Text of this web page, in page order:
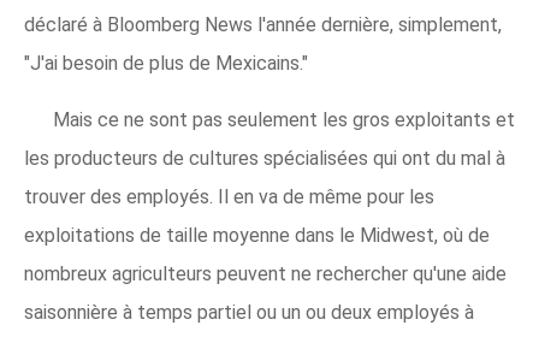
déclaré à Bloomberg News l'année dernière, simplement,
"J'ai besoin de plus de Mexicains."
Mais ce ne sont pas seulement les gros exploitants et
les producteurs de cultures spécialisées qui ont du mal à
trouver des employés. Il en va de même pour les
exploitations de taille moyenne dans le Midwest, où de
nombreux agriculteurs peuvent ne rechercher qu'une aide
saisonnière à temps partiel ou un ou deux employés à